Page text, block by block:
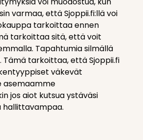
varmaa, että Sjoppii.fi:llä voi
tarkoittaa ennen
tarkoittaa sitä, että voit
Tapahtumia silmällä
tarkoittaa, että Sjoppii.fi
väkevät
asemaamme
jos aiot kutsua ystäväsi
hallittavampaa.